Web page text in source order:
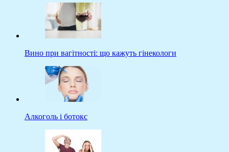
Вино при вагітності: що кажуть гінекологи
Алкоголь і ботокс